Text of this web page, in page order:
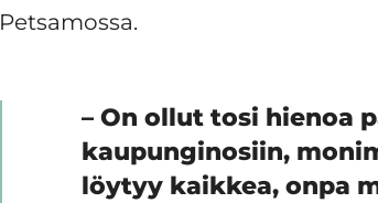
Petsamossa.
– On ollut tosi hienoa
kaupunginosiin,
löytyy kaikkea, onpa